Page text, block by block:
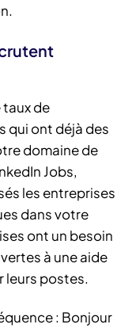
taux de
qui ont déjà des
domaine de
Jobs,
les entreprises
dans votre
ont un besoin
à une aide
leurs postes.
: Bonjour